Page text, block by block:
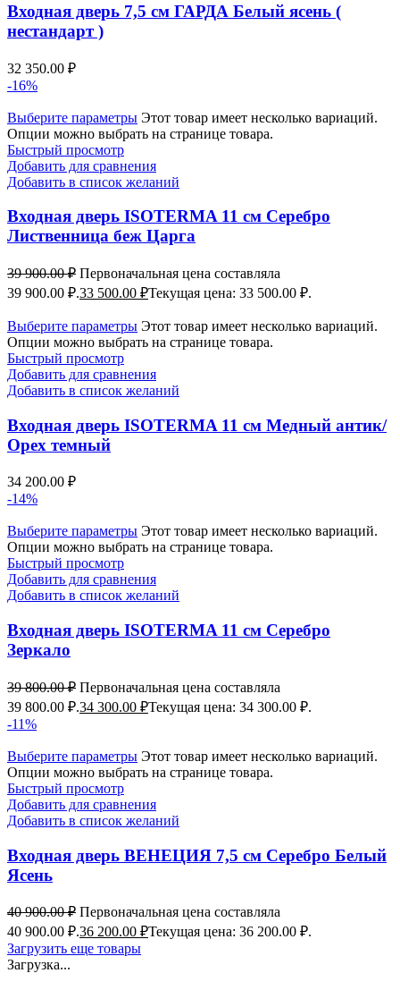
Входная дверь 7,5 см ГАРДА Белый ясень (
нестандарт )
32 350.00 ₽
-16%
Выберите параметры Этот товар имеет несколько вариаций.
Опции можно выбрать на странице товара.
Быстрый просмотр
Добавить для сравнения
Добавить в список желаний
Входная дверь ISOTERMA 11 см Серебро
Лиственница беж Царга
39 900.00₽ Первоначальная цена составляла
39 900.00 ₽.33 500.00 ₽Текущая цена: 33 500.00 ₽.
Выберите параметры Этот товар имеет несколько вариаций.
Опции можно выбрать на странице товара.
Быстрый просмотр
Добавить для сравнения
Добавить в список желаний
Входная дверь ISOTERMA 11 см Медный антик/
Орех темный
34 200.00 ₽
-14%
Выберите параметры Этот товар имеет несколько вариаций.
Опции можно выбрать на странице товара.
Быстрый просмотр
Добавить для сравнения
Добавить в список желаний
Входная дверь ISOTERMA 11 см Серебро
Зеркало
39 800.00₽ Первоначальная цена составляла
39 800.00 ₽.34 300.00 ₽Текущая цена: 34 300.00 ₽.
-11%
Выберите параметры Этот товар имеет несколько вариаций.
Опции можно выбрать на странице товара.
Быстрый просмотр
Добавить для сравнения
Добавить в список желаний
Входная дверь ВЕНЕЦИЯ 7,5 см Серебро Белый
Ясень
40 900.00₽ Первоначальная цена составляла
40 900.00 ₽.36 200.00 ₽Текущая цена: 36 200.00 ₽.
Загрузить еще товары
Загрузка...